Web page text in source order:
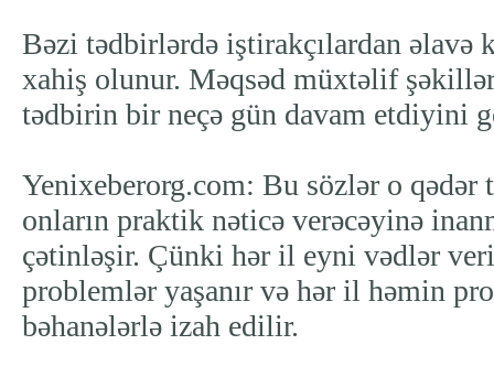
Bəzi tədbirlərdə iştirakçılardan əlavə
xahiş olunur. Məqsəd müxtəlif
tədbirin bir neçə gün davam etdiyini
Yenixeberorg.com: Bu sözlər o qədər
onların praktik nəticə verəcəyinə
çətinləşir. Çünki hər il eyni vədlər
problemlər yaşanır və hər il həmin
bəhanələrlə izah edilir.